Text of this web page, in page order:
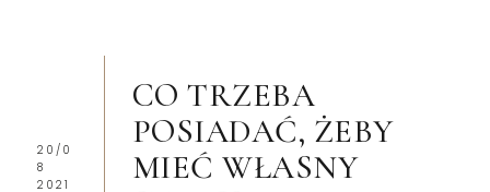
20/0
8
2021
CO TRZEBA
POSIADAĆ, ŻEBY
MIEĆ WŁASNY